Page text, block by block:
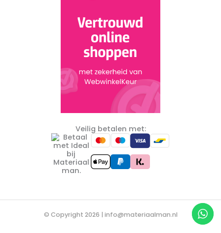
Veilig betalen met:
© Copyright 2026 | info@materiaalman.nl